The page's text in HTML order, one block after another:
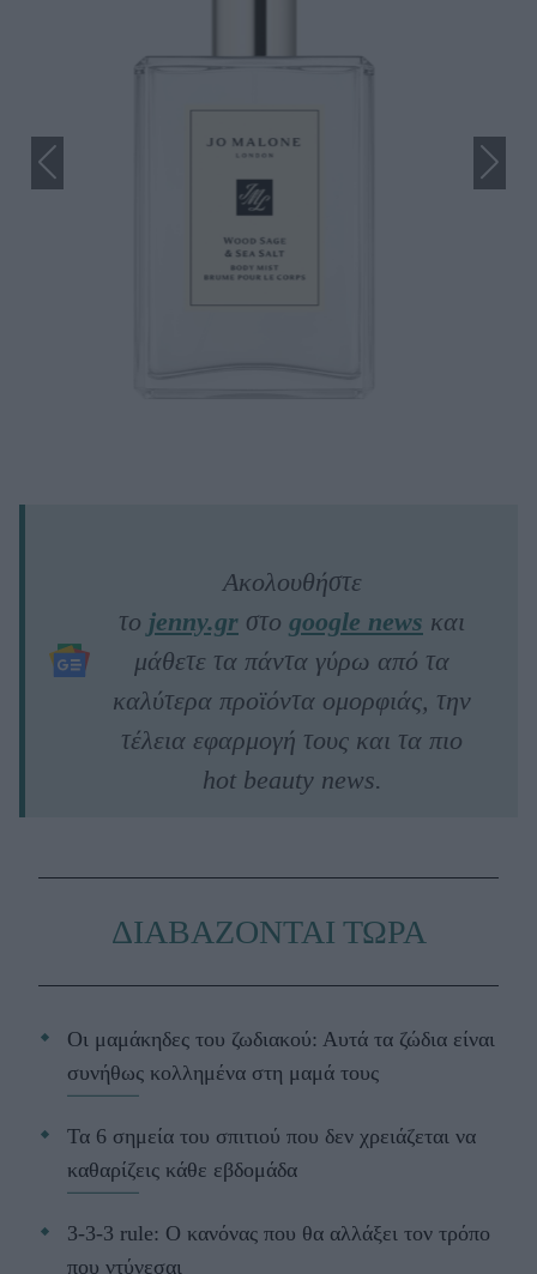
Ακολουθήστε
το jenny.gr στο google news και
μάθετε τα πάντα γύρω από τα
καλύτερα προϊόντα ομορφιάς, την
τέλεια εφαρμογή τους και τα πιο
hot beauty news.
ΔΙΑΒΑΖΟΝΤΑΙ ΤΩΡΑ
Οι μαμάκηδες του ζωδιακού: Αυτά τα ζώδια είναι
συνήθως κολλημένα στη μαμά τους
Τα 6 σημεία του σπιτιού που δεν χρειάζεται να
καθαρίζεις κάθε εβδομάδα
3-3-3 rule: Ο κανόνας που θα αλλάξει τον τρόπο
που ντύνεσαι